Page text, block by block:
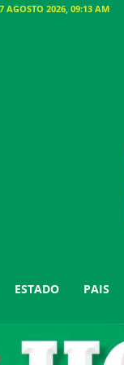
AGOSTO 2026, 09:13 AM
ESTADO PAIS